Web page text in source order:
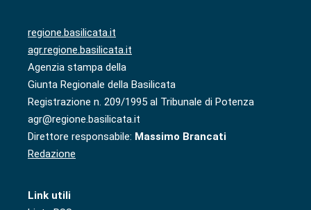
regione.basilicata.it
agr.regione.basilicata.it
Agenzia stampa della
Giunta Regionale della Basilicata
Registrazione n. 209/1995 al Tribunale di Potenza
agr@regione.basilicata.it
Direttore responsabile: Massimo Brancati
Redazione
Link utili